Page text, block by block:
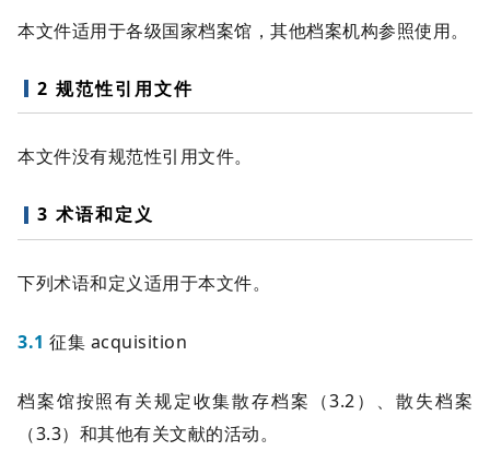
本文件适用于各级国家档案馆，其他档案机构参照使用。
2 规范性引用文件
本文件没有规范性引用文件。
3 术语和定义
下列术语和定义适用于本文件。
3.1 征集 acquisition
档案馆按照有关规定收集散存档案（3.2）、散失档案
（3.3）和其他有关文献的活动。